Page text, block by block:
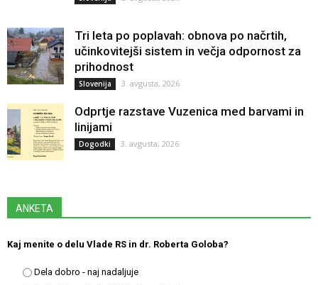
Tri leta po poplavah: obnova po načrtih,
učinkovitejši sistem in večja odpornost za
prihodnost
Slovenija 3. avgusta, 2026
Odprtje razstave Vuzenica med barvami in
linijami
Dogodki 3. avgusta, 2026
ANKETA
Kaj menite o delu Vlade RS in dr. Roberta Goloba?
Dela dobro - naj nadaljuje